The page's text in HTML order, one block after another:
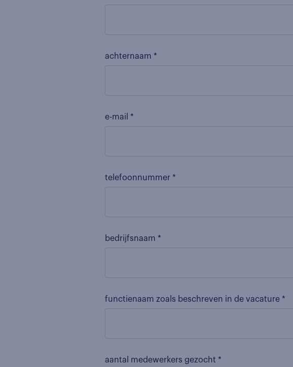
achternaam *
e-mail *
telefoonnummer *
bedrijfsnaam *
functienaam zoals beschreven in de vacature *
aantal medewerkers gezocht *